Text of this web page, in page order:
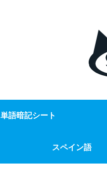
単語暗記シート
スペイン語